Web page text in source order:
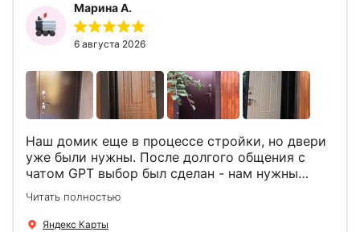
Марина А.
6 августа 2026
Наш домик еще в процессе стройки, но двери
уже были нужны. После долгого общения с
чатом GPT выбор был сделан - нам нужны
двери Аргус Термо Композит, которые нашлись
в компании ДвериОпт . Менеджер Филипп
ответил на все вопросы, посчитал стоимость и
Читать полностью
Яндекс Карты